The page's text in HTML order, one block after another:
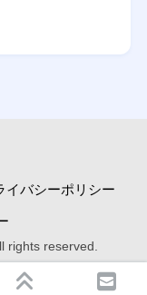
イバシーポリシー
rights reserved.